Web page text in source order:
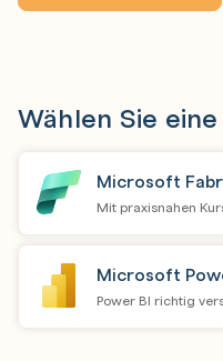
Wählen Sie
Microsoft
Mit praxisnahen
Microsoft
Power BI richtig